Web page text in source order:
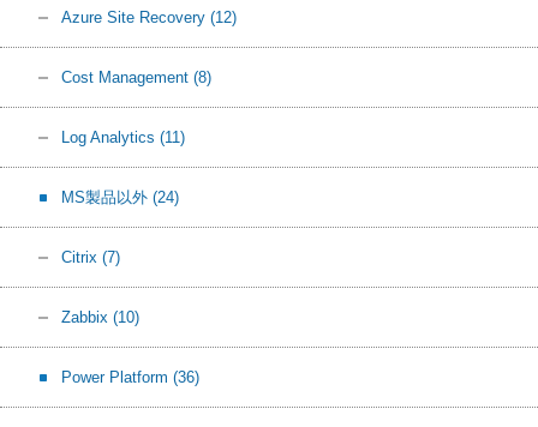
Azure Site Recovery (12)
Cost Management (8)
Log Analytics (11)
MS製品以外 (24)
Citrix (7)
Zabbix (10)
Power Platform (36)